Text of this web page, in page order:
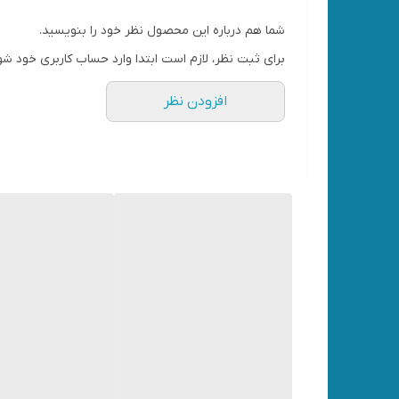
شما هم درباره این محصول نظر خود را بنویسید.
برای ثبت نظر، لازم است ابتدا وارد حساب کاربری خود
افزودن نظر